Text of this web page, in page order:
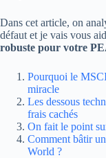
Dans cet article, on
défaut et je vais vous
robuste pour votre
Pourquoi le
miracle
Les dessous
frais cachés
On fait le point
Comment bâtir
World ?